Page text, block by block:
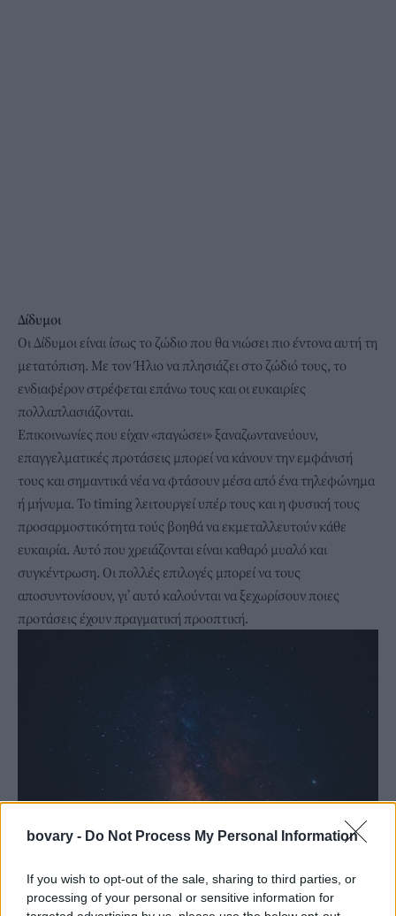
bovary - Do Not Process My Personal Information
If you wish to opt-out of the sale, sharing to third parties, or
processing of your personal or sensitive information for
Δίδυμοι
Οι Δίδυμοι είναι ίσως το ζώδιο που θα νιώσει πιο έντονα αυτή τη
μετατόπιση. Με τον Ήλιο να πλησιάζει στο ζώδιό τους, το
ενδιαφέρον στρέφεται επάνω τους και οι ευκαιρίες
πολλαπλασιάζονται.
Επικοινωνίες που είχαν «παγώσει» ξαναζωντανεύουν,
επαγγελματικές προτάσεις μπορεί να κάνουν την εμφάνισή
τους και σημαντικά νέα να φτάσουν μέσα από ένα τηλεφώνημα
ή μήνυμα. Το timing λειτουργεί υπέρ τους και η φυσική τους
προσαρμοστικότητα τούς βοηθά να εκμεταλλευτούν κάθε
ευκαιρία. Αυτό που χρειάζονται είναι καθαρό μυαλό και
συγκέντρωση. Οι πολλές επιλογές μπορεί να τους
αποσυντονίσουν, γι’ αυτό καλούνται να ξεχωρίσουν ποιες
προτάσεις έχουν πραγματική προοπτική.
Unsplash